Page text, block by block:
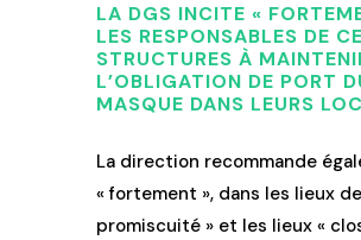
LA DGS INCITE «
LES RESPONSABLES DE
STRUCTURES À
L’OBLIGATION DE PORT
MASQUE DANS LEURS
La direction recommande
« fortement », dans les lieux
promiscuité » et les lieux «